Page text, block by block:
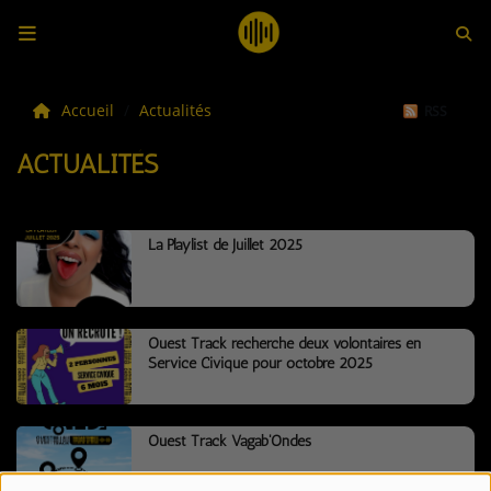
LES ACTUS
LA MUSIQUE
C'ÉTAIT QUOI CE TITRE ?
LES WEBRADIOS
LES EMISSIONS
LA GRILLE DES PROGRAMMES
TOUTES LES ÉMISSIONS
Accueil Actualités
ACTUALITÉS
La Playlist de Juillet 2025
Ouest Track recherche deux volontaires en
Service Civique pour octobre 2025
Ouest Track Vagab'Ondes